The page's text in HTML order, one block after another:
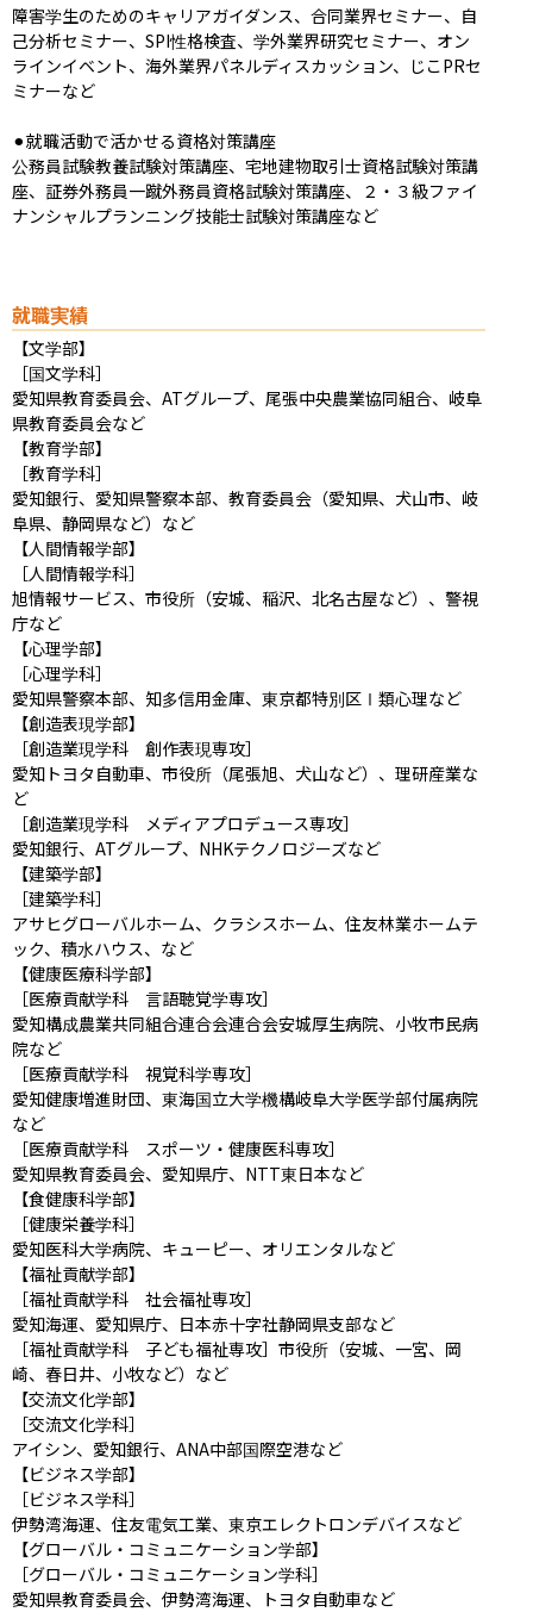
障害学生のためのキャリアガイダンス、合同業界セミナー、自
己分析セミナー、SPI性格検査、学外業界研究セミナー、オン
ラインイベント、海外業界パネルディスカッション、じこPRセ
ミナーなど
⚫︎就職活動で活かせる資格対策講座
公務員試験教養試験対策講座、宅地建物取引士資格試験対策講
座、証券外務員一蹴外務員資格試験対策講座、２・３級ファイ
ナンシャルプランニング技能士試験対策講座など
就職実績
【文学部】
［国文学科］
愛知県教育委員会、ATグループ、尾張中央農業協同組合、岐阜
県教育委員会など
【教育学部】
［教育学科］
愛知銀行、愛知県警察本部、教育委員会（愛知県、犬山市、岐
阜県、静岡県など）など
【人間情報学部】
［人間情報学科］
旭情報サービス、市役所（安城、稲沢、北名古屋など）、警視
庁など
【心理学部】
［心理学科］
愛知県警察本部、知多信用金庫、東京都特別区Ⅰ類心理など
【創造表現学部】
［創造業現学科　創作表現専攻］
愛知トヨタ自動車、市役所（尾張旭、犬山など）、理研産業な
ど
［創造業現学科　メディアプロデュース専攻］
愛知銀行、ATグループ、NHKテクノロジーズなど
【建築学部】
［建築学科］
アサヒグローバルホーム、クラシスホーム、住友林業ホームテ
ック、積水ハウス、など
【健康医療科学部】
［医療貢献学科　言語聴覚学専攻］
愛知構成農業共同組合連合会連合会安城厚生病院、小牧市民病
院など
［医療貢献学科　視覚科学専攻］
愛知健康増進財団、東海国立大学機構岐阜大学医学部付属病院
など
［医療貢献学科　スポーツ・健康医科専攻］
愛知県教育委員会、愛知県庁、NTT東日本など
【食健康科学部】
［健康栄養学科］
愛知医科大学病院、キューピー、オリエンタルなど
【福祉貢献学部】
［福祉貢献学科　社会福祉専攻］
愛知海運、愛知県庁、日本赤十字社静岡県支部など
［福祉貢献学科　子ども福祉専攻］市役所（安城、一宮、岡
崎、春日井、小牧など）など
【交流文化学部】
［交流文化学科］
アイシン、愛知銀行、ANA中部国際空港など
【ビジネス学部】
［ビジネス学科］
伊勢湾海運、住友電気工業、東京エレクトロンデバイスなど
【グローバル・コミュニケーション学部】
［グローバル・コミュニケーション学科］
愛知県教育委員会、伊勢湾海運、トヨタ自動車など